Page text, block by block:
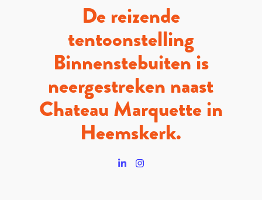
De reizende
tentoonstelling
Binnenstebuiten is
neergestreken naast
Chateau Marquette in
Heemskerk.